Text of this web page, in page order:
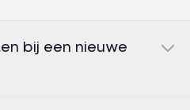
bij een nieuwe